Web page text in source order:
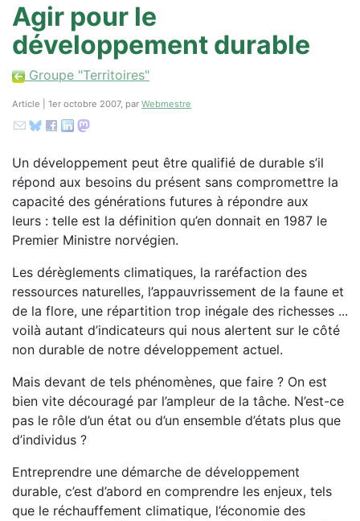
Agir pour le
développement durable
Groupe "Territoires"
Article | 1er octobre 2007, par Webmestre
Un développement peut être qualifié de durable s’il
répond aux besoins du présent sans compromettre la
capacité des générations futures à répondre aux
leurs : telle est la définition qu’en donnait en 1987 le
Premier Ministre norvégien.
Les dérèglements climatiques, la raréfaction des
ressources naturelles, l’appauvrissement de la faune et
de la flore, une répartition trop inégale des richesses ...
voilà autant d’indicateurs qui nous alertent sur le côté
non durable de notre développement actuel.
Mais devant de tels phénomènes, que faire ? On est
bien vite découragé par l’ampleur de la tâche. N’est-ce
pas le rôle d’un état ou d’un ensemble d’états plus que
d’individus ?
Entreprendre une démarche de développement
durable, c’est d’abord en comprendre les enjeux, tels
que le réchauffement climatique, l’économie des